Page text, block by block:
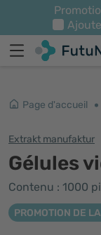
Page d'accueil
Extrakt manufaktur
Gélules
Contenu : 1000
PROMOTION DE